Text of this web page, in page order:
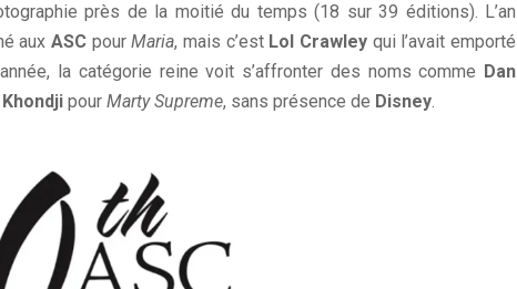
près de la moitié du temps (18 sur 39 éditions). L’an
aux ASC pourMaria, mais c’est Lol Crawley qui l’avait emporté
la catégorie reine voit s’affronter des noms comme Dan
pour Marty Supreme, sans présence de Disney.